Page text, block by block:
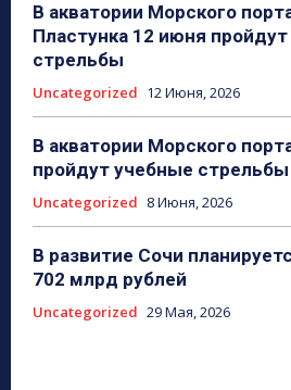
В акватории Морского
Пластунка 12 июня
стрельбы
Uncategorized 12 Июня, 2026
В акватории Морского
пройдут учебные стрельбы
Uncategorized 8 Июня, 2026
В развитие Сочи
702 млрд рублей
Uncategorized 29 Мая, 2026